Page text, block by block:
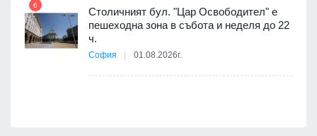
6
Столичният бул. "Цар Освободител" е
пешеходна зона в събота и неделя до 22
ч.
София 01.08.2026г.